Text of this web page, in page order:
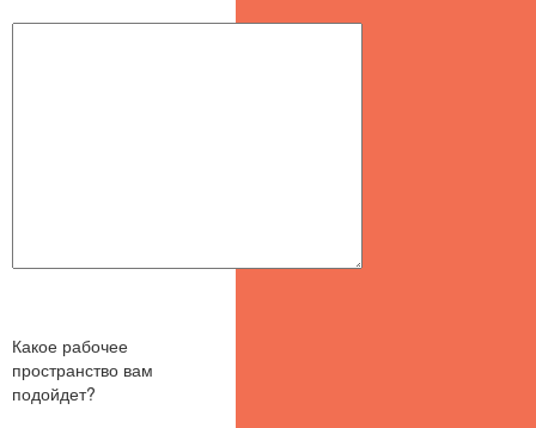
Какое рабочее
пространство вам
подойдет?